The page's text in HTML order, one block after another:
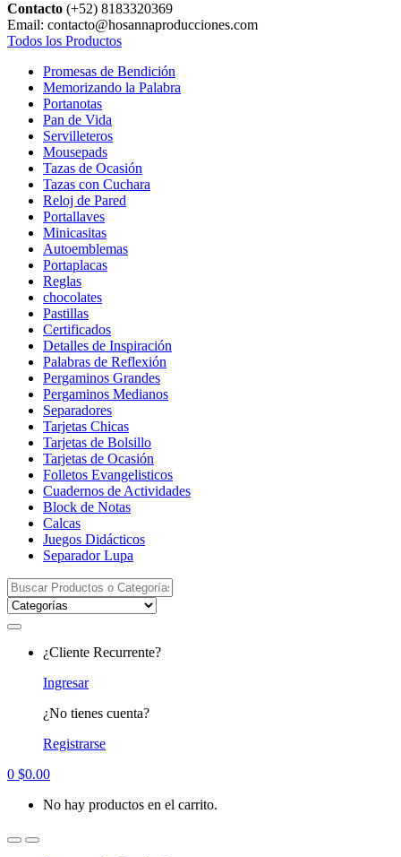
Contacto (+52) 8183320369
Email: contacto@hosannaproducciones.com
Todos los Productos
Promesas de Bendición
Memorizando la Palabra
Portanotas
Pan de Vida
Servilleteros
Mousepads
Tazas de Ocasión
Tazas con Cuchara
Reloj de Pared
Portallaves
Minicasitas
Autoemblemas
Portaplacas
Reglas
chocolates
Pastillas
Certificados
Detalles de Inspiración
Palabras de Reflexión
Pergaminos Grandes
Pergaminos Medianos
Separadores
Tarjetas Chicas
Tarjetas de Bolsillo
Tarjetas de Ocasión
Folletos Evangelisticos
Cuadernos de Actividades
Block de Notas
Calcas
Juegos Didácticos
Separador Lupa
Search
for:
¿Cliente Recurrente?
Ingresar
¿No tienes cuenta?
Registrarse
0 $0.00
No hay productos en el carrito.